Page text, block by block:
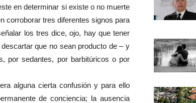
en determinar si existe o no muerte
corroborar tres diferentes signos para
los tres dice, ojo, hay que tener
que no sean producto de – y
por sedantes, por barbitúricos o por
alguna cierta confusión y para ello
de conciencia; la ausencia